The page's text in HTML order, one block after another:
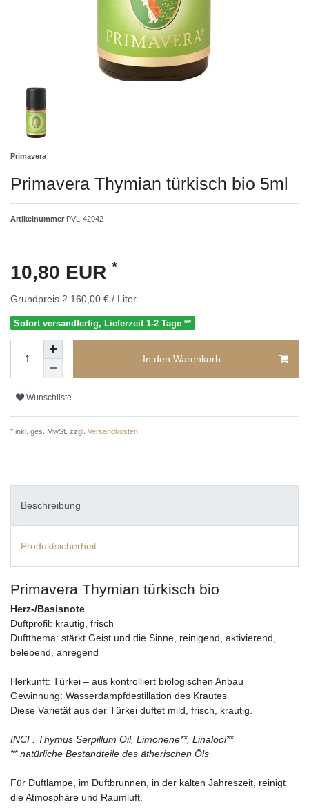
Primavera
Primavera Thymian türkisch bio 5ml
Artikelnummer PVL-42942
10,80 EUR *
Grundpreis 2.160,00 € / Liter
Sofort versandfertig, Lieferzeit 1-2 Tage **
In den Warenkorb
Wunschliste
* inkl. ges. MwSt. zzgl. Versandkosten
Beschreibung
Produktsicherheit
Primavera Thymian türkisch bio
Herz-/Basisnote
Duftprofil: krautig, frisch
Duftthema: stärkt Geist und die Sinne, reinigend, aktivierend,
belebend, anregend
Herkunft: Türkei – aus kontrolliert biologischen Anbau
Gewinnung: Wasserdampfdestillation des Krautes
Diese Varietät aus der Türkei duftet mild, frisch, krautig.
INCI : Thymus Serpillum Oil, Limonene**, Linalool**
** natürliche Bestandteile des ätherischen Öls
Für Duftlampe, im Duftbrunnen, in der kalten Jahreszeit, reinigt
die Atmosphäre und Raumluft.